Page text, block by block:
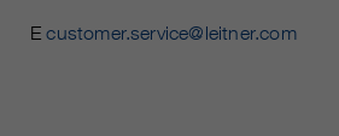
Ecustomer.service@leitner.com